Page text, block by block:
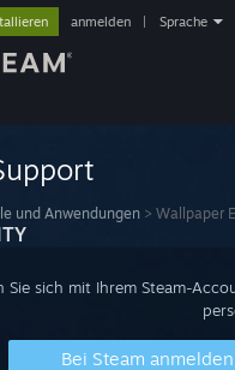
anmelden Sprache
und Anwendungen > Wallpaper
Sie sich mit Ihrem Steam-
Bei Steam anmelden